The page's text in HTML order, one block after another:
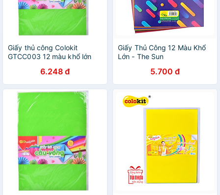
Giấy thủ công Colokit
GTCC003 12 màu khổ lớn
6.248 đ
Giấy Thủ Công 12 Màu Khổ
Lớn - The Sun
5.700 đ